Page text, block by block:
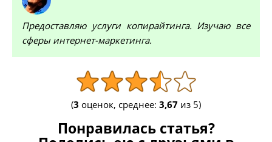
Предоставляю услуги копирайтинга. Изучаю все
сферы интернет-маркетинга.
(3 оценок, среднее: 3,67 из 5)
Понравилась статья?